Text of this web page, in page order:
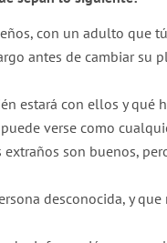
con un adulto que
antes de cambiar su
estará con ellos y qué
verse como
son buenos,
desconocida, y